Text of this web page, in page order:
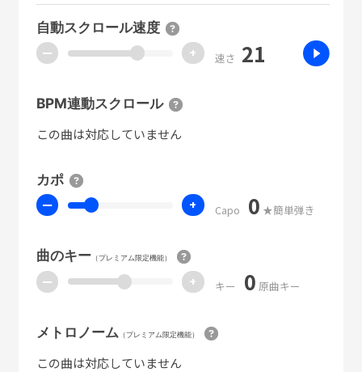
自動スクロール速度
ー + 速さ 21
BPM連動スクロール
この曲は対応していません
カポ
ー + Capo 0 ★簡単弾き
曲のキー（プレミアム限定機能）
ー + キー 0 原曲キー
メトロノーム （プレミアム限定機能）
この曲は対応していません